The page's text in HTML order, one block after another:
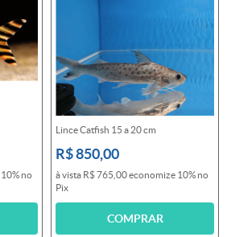
10% no
Lince Catfish 15 a 20 cm
R$ 850,00
à vista R$ 765,00economize 10% no
Pix
COMPRAR